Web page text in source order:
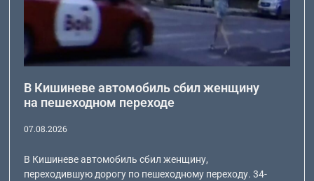
В Кишиневе автомобиль сбил женщину
на пешеходном переходе
07.08.2026
В Кишиневе автомобиль сбил женщину,
переходившую дорогу по пешеходному переходу. 34-